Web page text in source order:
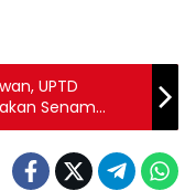
UPTD
Senam